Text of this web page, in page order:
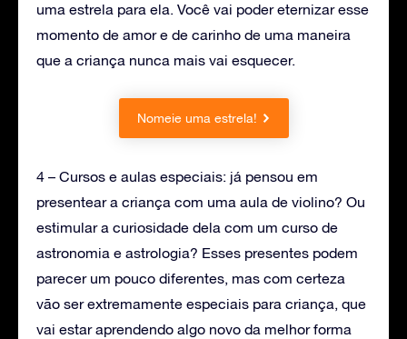
uma estrela para ela. Você vai poder eternizar esse
momento de amor e de carinho de uma maneira
que a criança nunca mais vai esquecer.
Nomeie uma estrela!
4 – Cursos e aulas especiais: já pensou em
presentear a criança com uma aula de violino? Ou
estimular a curiosidade dela com um curso de
astronomia e astrologia? Esses presentes podem
parecer um pouco diferentes, mas com certeza
vão ser extremamente especiais para criança, que
vai estar aprendendo algo novo da melhor forma